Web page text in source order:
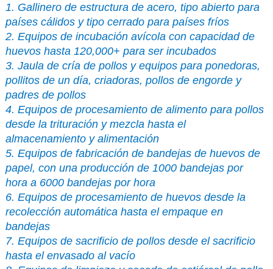
1. Gallinero de estructura de acero, tipo abierto para
países cálidos y tipo cerrado para países fríos
2. Equipos de incubación avícola con capacidad de
huevos hasta 120,000+ para ser incubados
3. Jaula de cría de pollos y equipos para ponedoras,
pollitos de un día, criadoras, pollos de engorde y
padres de pollos
4. Equipos de procesamiento de alimento para pollos
desde la trituración y mezcla hasta el
almacenamiento y alimentación
5. Equipos de fabricación de bandejas de huevos de
papel, con una producción de 1000 bandejas por
hora a 6000 bandejas por hora
6. Equipos de procesamiento de huevos desde la
recolección automática hasta el empaque en
bandejas
7. Equipos de sacrificio de pollos desde el sacrificio
hasta el envasado al vacío